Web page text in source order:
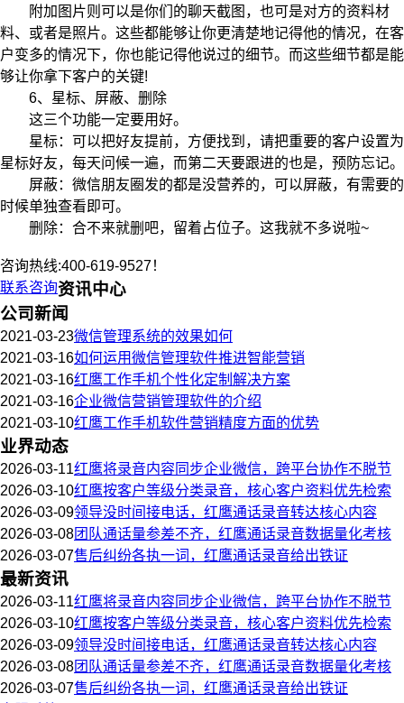
附加图片则可以是你们的聊天截图，也可是对方的资料材
料、或者是照片。这些都能够让你更清楚地记得他的情况，在客
户变多的情况下，你也能记得他说过的细节。而这些细节都是能
够让你拿下客户的关键!
6、星标、屏蔽、删除
这三个功能一定要用好。
星标：可以把好友提前，方便找到，请把重要的客户设置为
星标好友，每天问候一遍，而第二天要跟进的也是，预防忘记。
屏蔽：微信朋友圈发的都是没营养的，可以屏蔽，有需要的
时候单独查看即可。
删除：合不来就删吧，留着占位子。这我就不多说啦~
咨询热线:400-619-9527！
联系咨询资讯中心
公司新闻
2021-03-23微信管理系统的效果如何
2021-03-16如何运用微信管理软件推进智能营销
2021-03-16红鹰工作手机个性化定制解决方案
2021-03-16企业微信营销管理软件的介绍
2021-03-10红鹰工作手机软件营销精度方面的优势
业界动态
2026-03-11红鹰将录音内容同步企业微信，跨平台协作不脱节
2026-03-10红鹰按客户等级分类录音，核心客户资料优先检索
2026-03-09领导没时间接电话，红鹰通话录音转达核心内容
2026-03-08团队通话量参差不齐，红鹰通话录音数据量化考核
2026-03-07售后纠纷各执一词，红鹰通话录音给出铁证
最新资讯
2026-03-11红鹰将录音内容同步企业微信，跨平台协作不脱节
2026-03-10红鹰按客户等级分类录音，核心客户资料优先检索
2026-03-09领导没时间接电话，红鹰通话录音转达核心内容
2026-03-08团队通话量参差不齐，红鹰通话录音数据量化考核
2026-03-07售后纠纷各执一词，红鹰通话录音给出铁证